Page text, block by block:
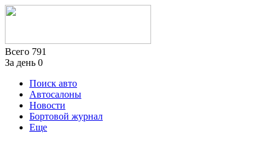
Всего 791
За день 0
Поиск авто
Автосалоны
Новости
Бортовой журнал
Еще